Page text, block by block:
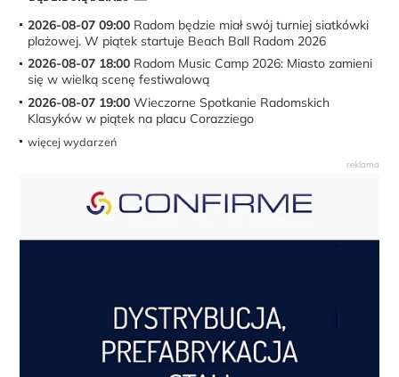
2026-08-07 09:00 Radom będzie miał swój turniej siatkówki
plażowej. W piątek startuje Beach Ball Radom 2026
2026-08-07 18:00 Radom Music Camp 2026: Miasto zamieni
się w wielką scenę festiwalową
2026-08-07 19:00 Wieczorne Spotkanie Radomskich
Klasyków w piątek na placu Corazziego
więcej wydarzeń